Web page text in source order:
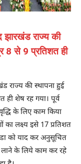
झारखंड राज्य की
8 से 9 प्रतिशत ही
राज्य की स्थापना हुई
ही शेष रह गया। पूर्व
के लिए काम किया
का लक्ष्य इसे 17 प्रतिशत
को याद कर अनुसूचित
लाने के लिये काम कर रहे